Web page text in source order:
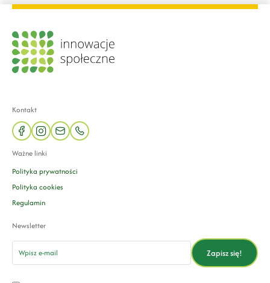
Kontakt
facebookinstagram
mail phone
Ważne linki
Polityka prywatności
Polityka cookies
Regulamin
Newsletter
email
Zapisz się!